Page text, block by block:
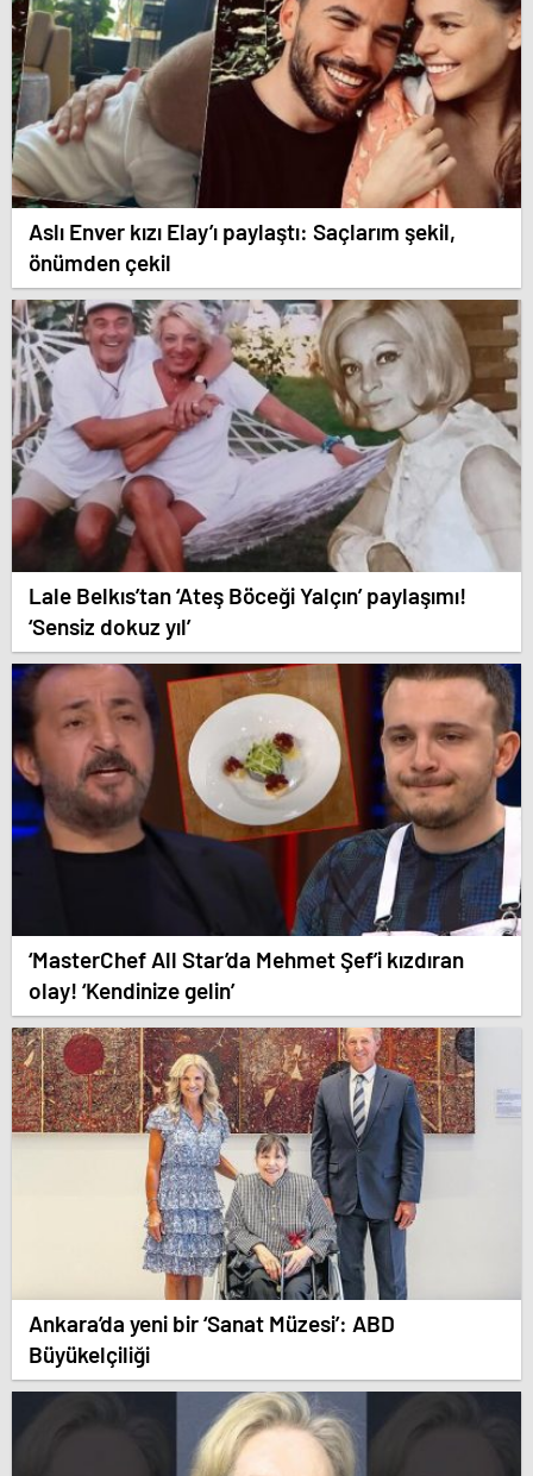
Aslı Enver kızı Elay’ı paylaştı: Saçlarım şekil,
önümden çekil
Lale Belkıs’tan ‘Ateş Böceği Yalçın’ paylaşımı!
‘Sensiz dokuz yıl’
‘MasterChef All Star’da Mehmet Şef’i kızdıran
olay! ‘Kendinize gelin’
Ankara’da yeni bir ‘Sanat Müzesi’: ABD
Büyükelçiliği